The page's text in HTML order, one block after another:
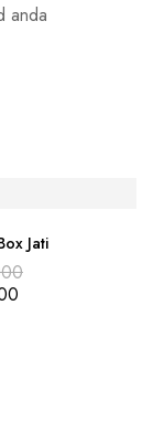
anda
Jati